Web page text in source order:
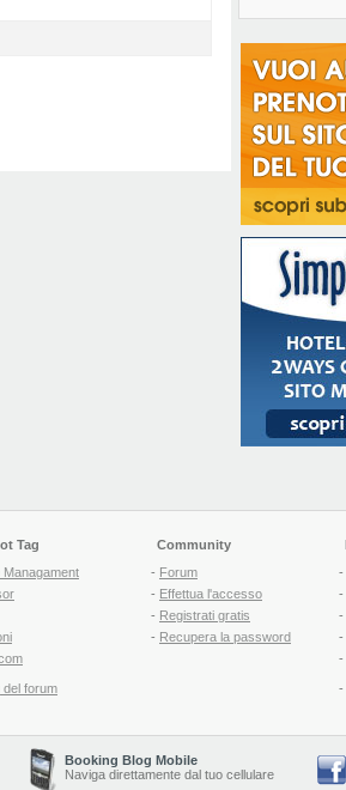
Tag
Managament
del forum
Community
- Forum
- Effettua l'accesso
- Registrati gratis
- Recupera la password
-
-
-
-
-
-
Booking Blog Mobile
Naviga direttamente dal tuo cellulare